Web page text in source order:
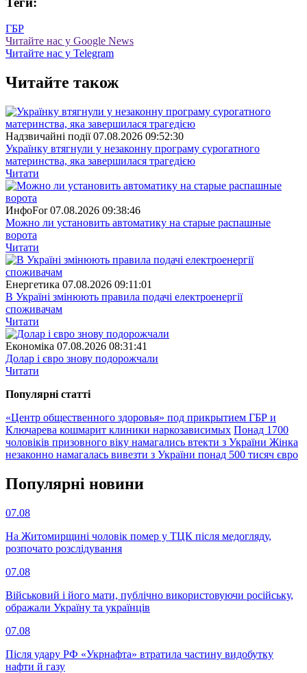
ГБР
Читайте нас у Google News
Читайте нас у Telegram
Читайте також
Надзвичайні події 07.08.2026 09:52:30
Українку втягнули у незаконну програму сурогатного
материнства, яка завершилася трагедією
Читати
ИнфоFor 07.08.2026 09:38:46
Можно ли установить автоматику на старые распашные
ворота
Читати
Енергетика 07.08.2026 09:11:01
В Україні змінюють правила подачі електроенергії
споживачам
Читати
Економіка 07.08.2026 08:31:41
Долар і євро знову подорожчали
Читати
Популярнi статтi
«Центр общественного здоровья» под прикрытием ГБР и
Ключарева кошмарит клиники наркозависимых Понад 1700
чоловіків призовного віку намагались втекти з України Жінка
незаконно намагалась вивезти з України понад 500 тисяч євро
Популярнi новини
07.08
На Житомирщині чоловік помер у ТЦК після медогляду,
розпочато розслідування
07.08
Військовий і його мати, публічно використовуючи російську,
ображали Україну та українців
07.08
Після удару РФ «Укрнафта» втратила частину видобутку
нафти й газу